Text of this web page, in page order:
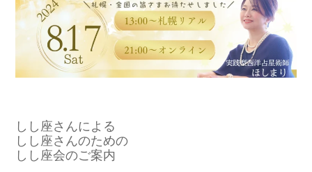
しし座さんによる
しし座さんのための
しし座会のご案内